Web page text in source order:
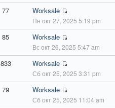
77 Worksale
Пн окт 27, 2025 5:19 pm
85 Worksale
Вс окт 26, 2025 5:47 am
833 Worksale
Сб окт 25, 2025 3:31 pm
79 Worksale
Сб окт 25, 2025 11:04 am